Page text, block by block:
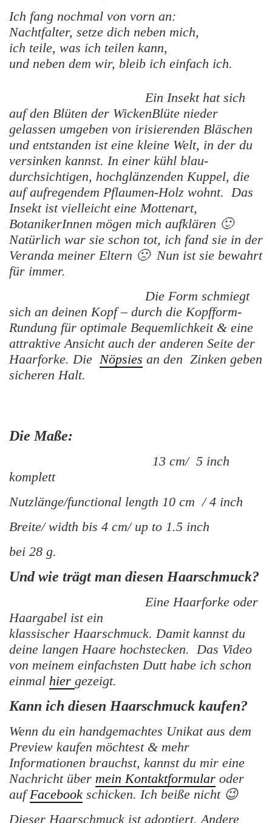
Ich fang nochmal von vorn an:
Nachtfalter, setze dich neben mich,
ich teile, was ich teilen kann,
und neben dem wir, bleib ich einfach ich.
Ein Insekt hat sich
auf den Blüten der WickenBlüte nieder
gelassen umgeben von irisierenden Bläschen
und entstanden ist eine kleine Welt, in der du
versinken kannst. In einer kühl blau-
durchsichtigen, hochglänzenden Kuppel, die
auf aufregendem Pflaumen-Holz wohnt. Das
Insekt ist vielleicht eine Mottenart,
BotanikerInnen mögen mich aufklären 🙂
Natürlich war sie schon tot, ich fand sie in der
Veranda meiner Eltern 🙁 Nun ist sie bewahrt
für immer.
Die Form schmiegt
sich an deinen Kopf – durch die Kopfform-
Rundung für optimale Bequemlichkeit & eine
attraktive Ansicht auch der anderen Seite der
Haarforke. Die Nöpsies an den Zinken geben
sicheren Halt.
Die Maße:
13 cm/ 5 inch
komplett
Nutzlänge/functional length 10 cm / 4 inch
Breite/ width bis 4 cm/ up to 1.5 inch
bei 28 g.
Und wie trägt man diesen Haarschmuck?
Eine Haarforke oder
Haargabel ist ein
klassischer Haarschmuck. Damit kannst du
deine langen Haare hochstecken. Das Video
von meinem einfachsten Dutt habe ich schon
einmal hier gezeigt.
Kann ich diesen Haarschmuck kaufen?
Wenn du ein handgemachtes Unikat aus dem
Preview kaufen möchtest & mehr
Informationen brauchst, kannst du mir eine
Nachricht über mein Kontaktformular oder
aufFacebook schicken. Ich beiße nicht 😉
Dieser Haarschmuck ist adoptiert. Andere